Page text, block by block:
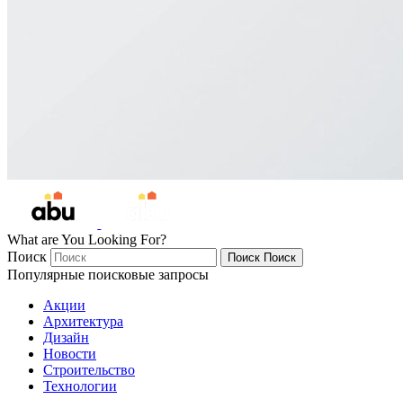
What are You Looking For?
Поиск
Поиск Поиск
Популярные поисковые запросы
Акции
Архитектура
Дизайн
Новости
Строительство
Технологии